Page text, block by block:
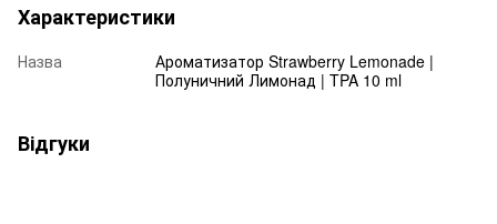
Характеристики
Назва
Ароматизатор Strawberry Lemonade |
Полуничний Лимонад | TPA 10 ml
Відгуки